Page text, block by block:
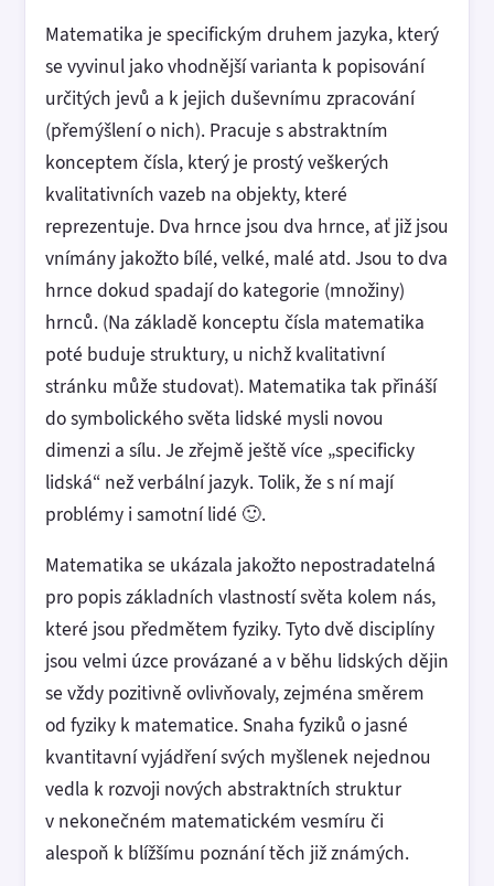
Matematika je specifickým druhem jazyka, který
se vyvinul jako vhodnější varianta k popisování
určitých jevů a k jejich duševnímu zpracování
(přemýšlení o nich). Pracuje s abstraktním
konceptem čísla, který je prostý veškerých
kvalitativních vazeb na objekty, které
reprezentuje. Dva hrnce jsou dva hrnce, ať již jsou
vnímány jakožto bílé, velké, malé atd. Jsou to dva
hrnce dokud spadají do kategorie (množiny)
hrnců. (Na základě konceptu čísla matematika
poté buduje struktury, u nichž kvalitativní
stránku může studovat). Matematika tak přináší
do symbolického světa lidské mysli novou
dimenzi a sílu. Je zřejmě ještě více „specificky
lidská“ než verbální jazyk. Tolik, že s ní mají
problémy i samotní lidé 🙂.
Matematika se ukázala jakožto nepostradatelná
pro popis základních vlastností světa kolem nás,
které jsou předmětem fyziky. Tyto dvě disciplíny
jsou velmi úzce provázané a v běhu lidských dějin
se vždy pozitivně ovlivňovaly, zejména směrem
od fyziky k matematice. Snaha fyziků o jasné
kvantitavní vyjádření svých myšlenek nejednou
vedla k rozvoji nových abstraktních struktur
v nekonečném matematickém vesmíru či
alespoň k blížšímu poznání těch již známých.